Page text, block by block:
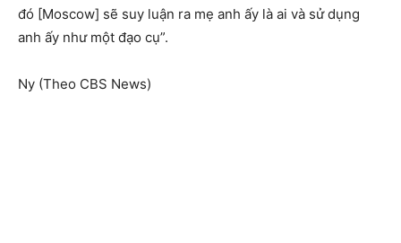
đó [Moscow] sẽ suy luận ra mẹ anh ấy là ai và sử dụng
anh ấy như một đạo cụ”.
Ny (Theo CBS News)